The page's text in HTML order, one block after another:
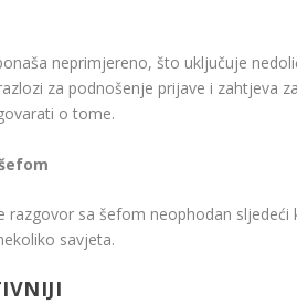
neprimjereno, što uključuje
za podnošenje prijave i zahtjeva
o tome.
razgovor sa šefom neophodan
savjeta.